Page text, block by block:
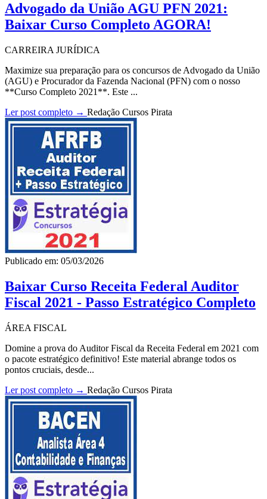
Advogado da União AGU PFN 2021:
Baixar Curso Completo AGORA!
CARREIRA JURÍDICA
Maximize sua preparação para os concursos de Advogado da União
(AGU) e Procurador da Fazenda Nacional (PFN) com o nosso
**Curso Completo 2021**. Este ...
Ler post completo → Redação Cursos Pirata
Publicado em: 05/03/2026
Baixar Curso Receita Federal Auditor
Fiscal 2021 - Passo Estratégico Completo
ÁREA FISCAL
Domine a prova do Auditor Fiscal da Receita Federal em 2021 com
o pacote estratégico definitivo! Este material abrange todos os
pontos cruciais, desde...
Ler post completo → Redação Cursos Pirata